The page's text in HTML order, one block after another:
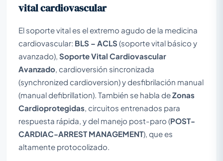
vital cardiovascular
El soporte vital es el extremo agudo de la medicina
cardiovascular: BLS – ACLS (soporte vital básico y
avanzado), Soporte Vital Cardiovascular
Avanzado , cardioversión sincronizada
(synchronized cardioversion) y desfibrilación manual
(manual defibrillation). También se habla deZonas
Cardioprotegidas , circuitos entrenados para
respuesta rápida, y del manejo post-paro (POST-
CARDIAC-ARREST MANAGEMENT), que es
altamente protocolizado.